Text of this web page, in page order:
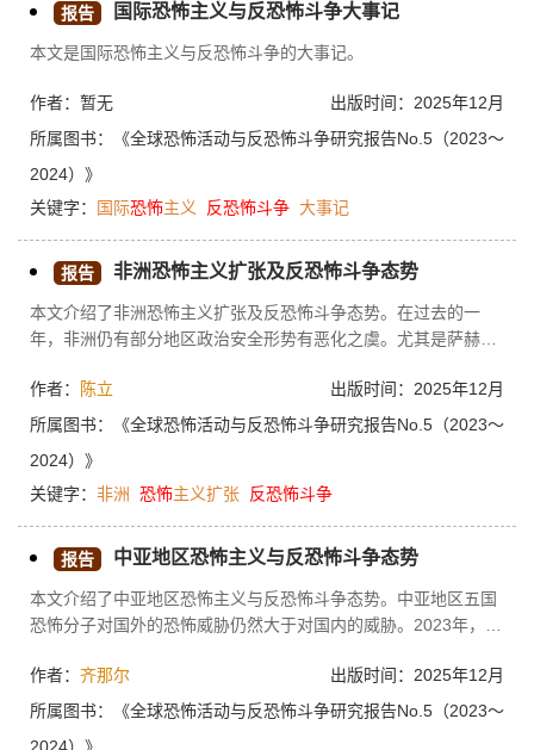
报告 国际恐怖主义与反恐怖斗争大事记
本文是国际恐怖主义与反恐怖斗争的大事记。
出版时间：2025年12月
作者：暂无
所属图书：
《全球恐怖活动与反恐怖斗争研究报告No.5（2023～
2024）》
关键字：
国际恐怖主义 反恐怖斗争 大事记
报告 非洲恐怖主义扩张及反恐怖斗争态势
本文介绍了非洲恐怖主义扩张及反恐怖斗争态势。在过去的一
年，非洲仍有部分地区政治安全形势有恶化之虞。尤其是萨赫勒
势。非洲恐怖势力趁乱反扑，不断扩展势力范围，将“触角”从尼
日尔延伸到布基纳法索；从马里延伸到西非沿海国家；对萨赫勒
与非洲国家频发的暴力冲突相关，也与非洲国家安全治理能力普
遍较弱相关，还与非洲跨国、跨区域有组织犯罪猖獗相关。恐怖
组织在非洲争夺地盘，扩大影响力，导致这一地区不安全局势日
益加剧，从而阻碍非洲经济发展、诱发人道主义危机，催生新的
安全风险。
出版时间：2025年12月
作者：
陈立
所属图书：
《全球恐怖活动与反恐怖斗争研究报告No.5（2023～
2024）》
关键字： 非洲 恐怖主义扩张 反恐怖斗争
报告 中亚地区恐怖主义与反恐怖斗争态势
本文介绍了中亚地区恐怖主义与反恐怖斗争态势。中亚地区五国
恐怖分子对国外的恐怖威胁仍然大于对国内的威胁。2023年，虽
曼斯坦和乌兹别克斯坦）境内未发生大规模恐怖袭击，但中亚国
家之间发生的边界武装冲突和外溢参与暴恐事件人员的数量上
出版时间：2025年12月
作者： 齐那尔
所属图书：
《全球恐怖活动与反恐怖斗争研究报告No.5（2023～